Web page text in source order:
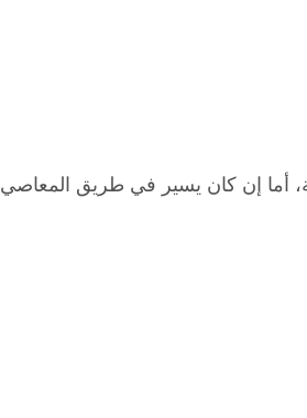
أما إن كان يسير في طريق المعاصي